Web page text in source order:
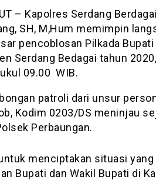
– Kapolres Serdang
SH, M,Hum memimpin
pencoblosan Pilkada Bupati
Serdang Bedagai tahun
09.00 WIB.
patroli dari unsur
Kodim 0203/DS meninjau
Perbaungan.
menciptakan situasi yang
Bupati dan Wakil Bupati di